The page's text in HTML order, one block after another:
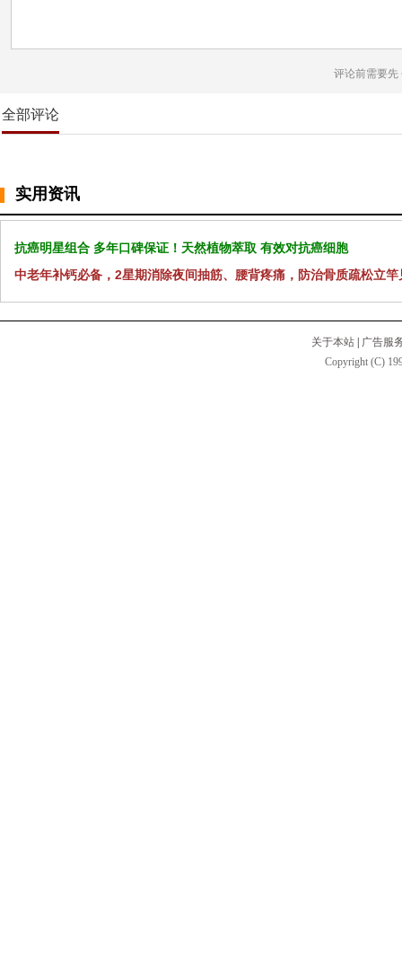
评论前需要先
全部评论
实用资讯
抗癌明星组合 多年口碑保证！天然植物萃取 有效对抗癌细胞
中老年补钙必备，2星期消除夜间抽筋、腰背疼痛，防治骨质疏松立竿
关于本站 | 广告服
Copyright (C)